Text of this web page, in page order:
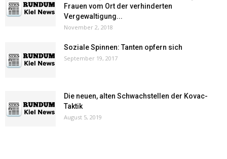
Frauen vom Ort der verhinderten
Vergewaltigung...
November 2, 2018
Soziale Spinnen: Tanten opfern sich
September 19, 2017
Die neuen, alten Schwachstellen der Kovac-
Taktik
August 5, 2019